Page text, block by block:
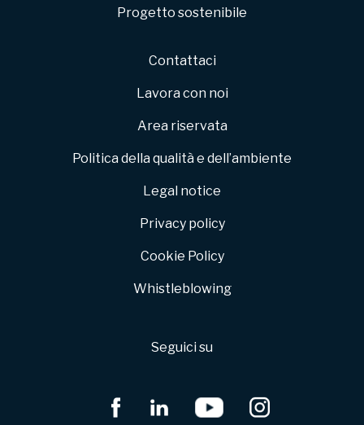
Progetto sostenibile
Contattaci
Lavora con noi
Area riservata
Politica della qualità e dell’ambiente
Legal notice
Privacy policy
Cookie Policy
Whistleblowing
Seguici su